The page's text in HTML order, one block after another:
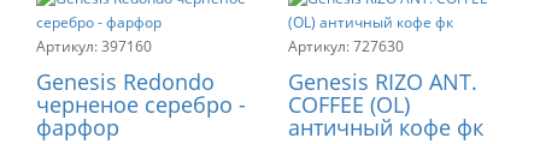
397160
Genesis Redondo
черненое серебро -
фарфор
727630
Genesis RIZO ANT.
COFFEE (OL)
античный кофе фк